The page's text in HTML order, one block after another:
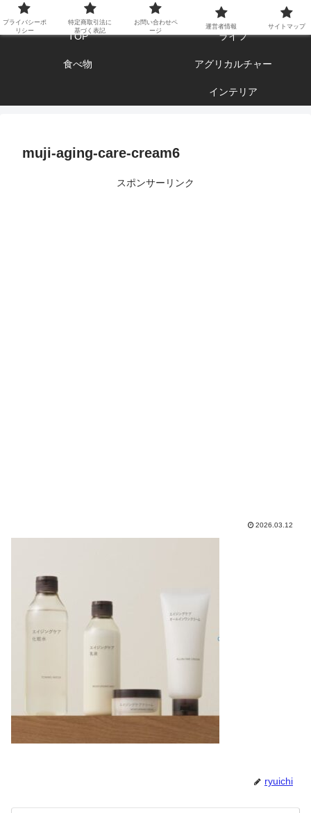
エンジョイ ブログライフ
TOP ライフ
食べ物 アグリカルチャー
インテリア
muji-aging-care-cream6
スポンサーリンク
2026.03.12
ryuichi
プライバシーポ
リシー
特定商取引法に
基づく表記
お問い合わせペ
ージ
運営者情報 サイトマップ